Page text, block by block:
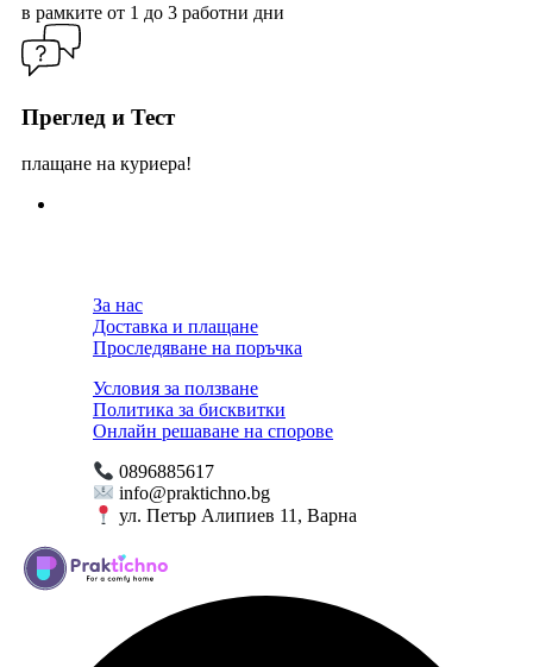
в рамките от 1 до 3 работни дни
Преглед и Тест
плащане на куриера!
За нас
Доставка и плащане
Проследяване на поръчка
Условия за ползване
Политика за бисквитки
Онлайн решаване на спорове
0896885617
info@praktichno.bg
ул. Петър Алипиев 11, Варна